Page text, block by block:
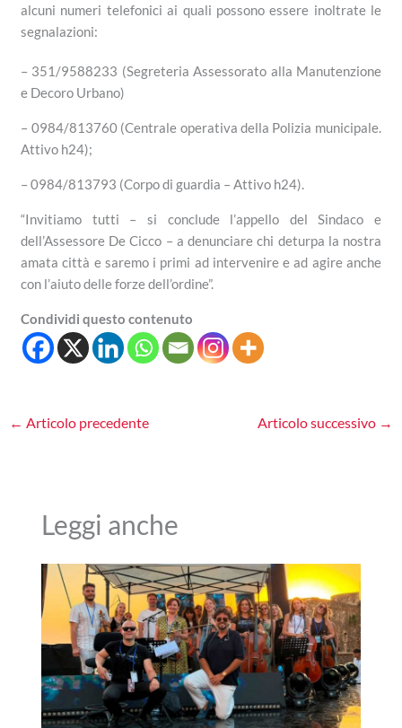
alcuni numeri telefonici ai quali possono essere inoltrate le
segnalazioni:
– 351/9588233 (Segreteria Assessorato alla Manutenzione
e Decoro Urbano)
– 0984/813760 (Centrale operativa della Polizia municipale.
Attivo h24);
– 0984/813793 (Corpo di guardia – Attivo h24).
“Invitiamo tutti – si conclude l’appello del Sindaco e
dell’Assessore De Cicco – a denunciare chi deturpa la nostra
amata città e saremo i primi ad intervenire e ad agire anche
con l’aiuto delle forze dell’ordine”.
Condividi questo contenuto
← Articolo precedente Articolo successivo →
Leggi anche